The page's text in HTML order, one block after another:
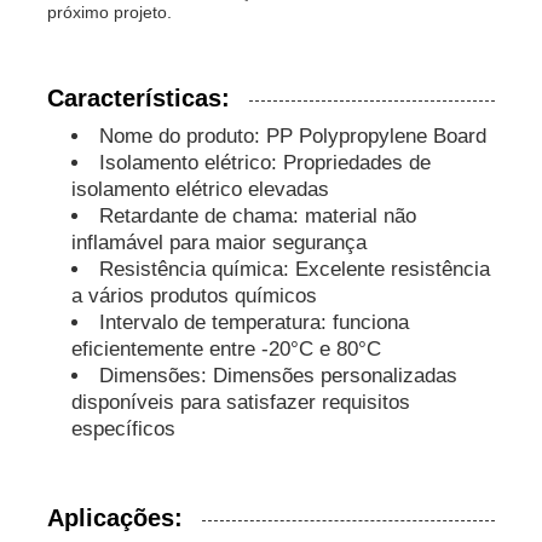
Acessórios para tubos de polipropileno
próximo projeto.
Características:
Nome do produto: PP Polypropylene Board
Isolamento elétrico: Propriedades de
isolamento elétrico elevadas
Retardante de chama: material não
inflamável para maior segurança
Resistência química: Excelente resistência
a vários produtos químicos
Intervalo de temperatura: funciona
eficientemente entre -20°C e 80°C
Dimensões: Dimensões personalizadas
disponíveis para satisfazer requisitos
específicos
Aplicações: